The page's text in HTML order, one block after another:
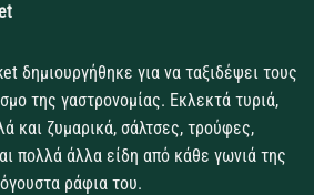
δημιουργήθηκε για να ταξιδέψει τους
της γαστρονομίας. Εκλεκτά τυριά,
και ζυμαρικά, σάλτσες, τρούφες,
πολλά άλλα είδη από κάθε γωνιά της
ράφια του.